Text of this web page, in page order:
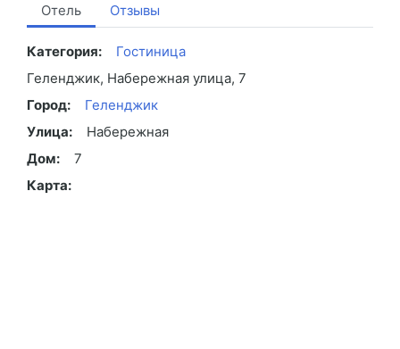
Отель Отзывы
Категория:
Гостиница
Геленджик, Набережная улица, 7
Город:
Геленджик
Улица:
Набережная
Дом:
7
Карта: